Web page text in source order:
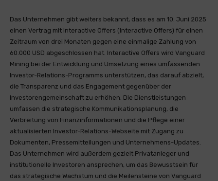
Das Unternehmen gibt weiters bekannt, dass es am 10. Juni 2025
einen Vertrag mit Interactive Offers (Interactive Offers) für einen
Zeitraum von drei Monaten gegen eine einmalige Zahlung von
60.000 USD abgeschlossen hat. Interactive Offers wird Vanguard
Mining bei der Entwicklung und Umsetzung eines umfassenden
Investor-Relations-Programms unterstützen, das darauf abzielt,
die Transparenz und das Engagement gegenüber der
Investorengemeinschaft zu erhöhen. Die Dienstleistungen
umfassen die strategische Kommunikationsplanung, die
Verbreitung von Finanzinformationen und die Pflege einer
aktualisierten Investor-Relations-Webseite mit Zugang zu
Dokumenten, Pressemitteilungen und Unternehmens-Updates.
Das Unternehmen wird außerdem gezielt Privatanleger und
institutionelle Investoren ansprechen, um das Bewusstsein für
das strategische Wachstum und die Meilensteine von Vanguard